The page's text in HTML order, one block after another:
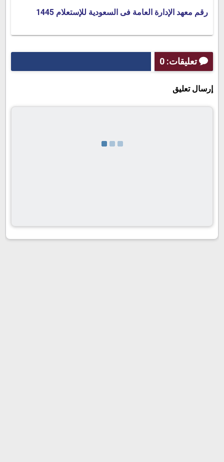
رقم معهد الإدارة العامة فى السعودية للإستعلام 1445
تعليقات: 0
إرسال تعليق